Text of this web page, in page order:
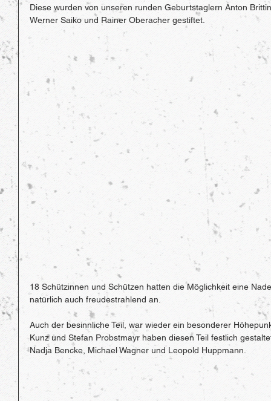
Diese wurden von unseren runden Geburtstaglern Anton
Werner Saiko und Rainer Oberacher gestiftet.
18 Schützinnen und Schützen hatten die Möglichkeit eine
natürlich auch freudestrahlend an.
Auch der besinnliche Teil, war wieder ein besonderer
Kunz und Stefan Probstmayr haben diesen Teil festlich
Nadja Bencke, Michael Wagner und Leopold Huppmann.